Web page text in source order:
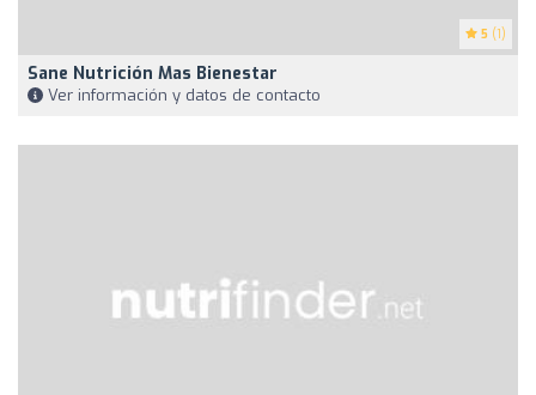
5 (1)
Sane Nutrición Mas Bienestar
Ver información y datos de contacto